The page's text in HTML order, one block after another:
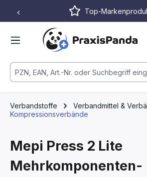
Zum Hauptinhalt springen
Top-
Verbandstoffe
Verbandmittel &
Kompressionsverbände
Mepi Press 2 Lite
Mehrkomponenten-